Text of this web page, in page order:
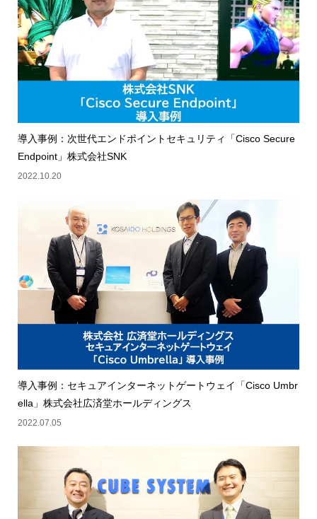
導入事例：次世代エンドポイントセキュリティ「Cisco Secure
Endpoint」株式会社SNK
2022.10.20
導入事例：セキュアインターネットゲートウェイ「Cisco Umbr
ella」株式会社広済堂ホールディングス
2022.07.05